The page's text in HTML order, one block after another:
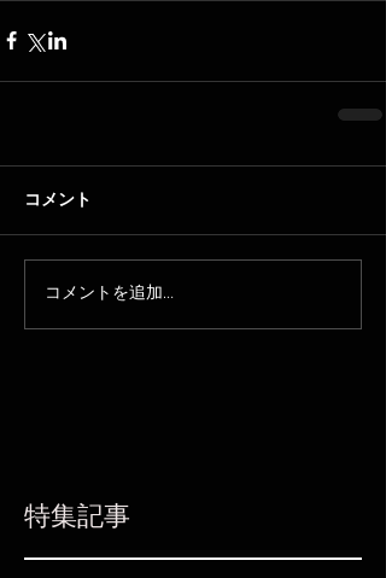
コメント
コメントを追加…
特集記事